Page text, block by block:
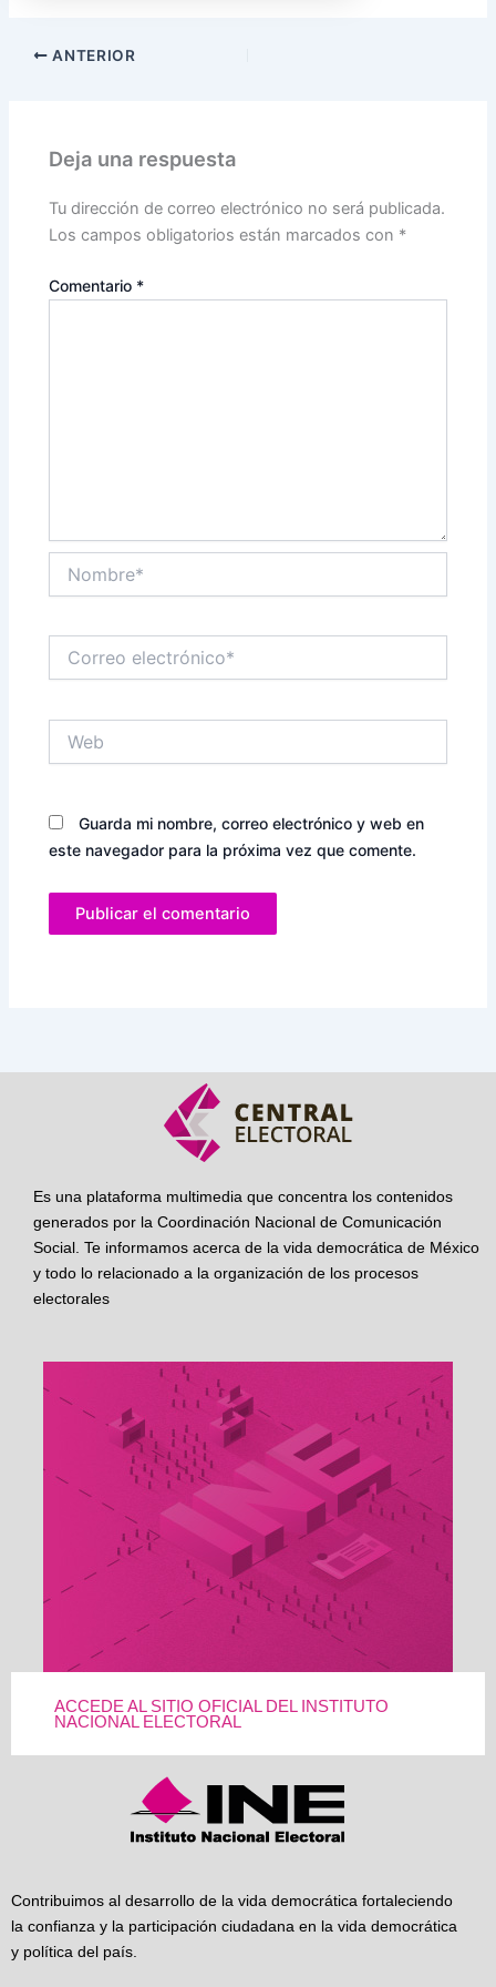
ANTERIOR
Deja una respuesta
Tu dirección de correo electrónico no será publicada.
Los campos obligatorios están marcados con *
Comentario *
electrónico*
Guarda mi nombre, correo electrónico y web en
este navegador para la próxima vez que comente.
Es una plataforma multimedia que concentra los contenidos
generados por la Coordinación Nacional de Comunicación
Social. Te informamos acerca de la vida democrática de México
y todo lo relacionado a la organización de los procesos
electorales
ACCEDE AL SITIO OFICIAL DEL INSTITUTO
NACIONAL ELECTORAL
Contribuimos al desarrollo de la vida democrática fortaleciendo
la confianza y la participación ciudadana en la vida democrática
y política del país.